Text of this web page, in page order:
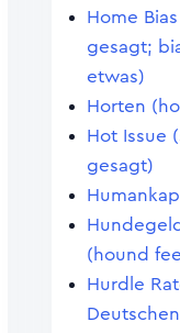
Home
gesagt;
etwas)
Horten
Hot Issue
gesagt)
(hound
Hurdle